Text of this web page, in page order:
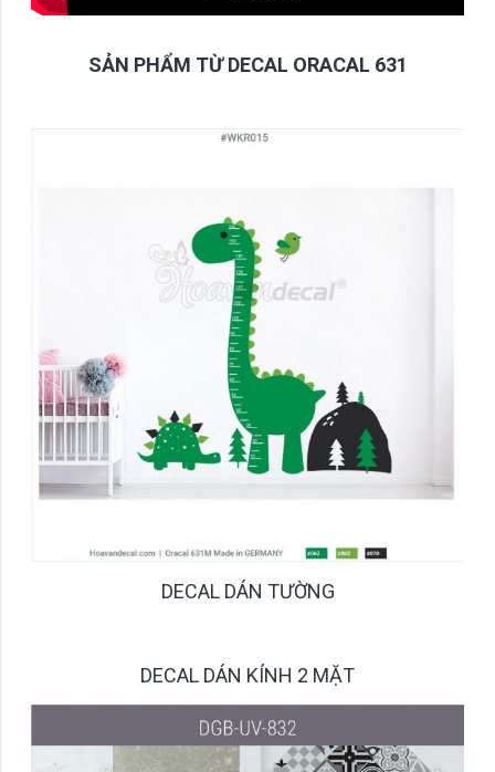
SẢN PHẨM TỪ DECAL ORACAL 631
DECAL DÁN TƯỜNG
DECAL DÁN KÍNH 2 MẶT